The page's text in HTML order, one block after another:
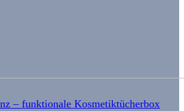
– funktionale Kosmetiktücherbox